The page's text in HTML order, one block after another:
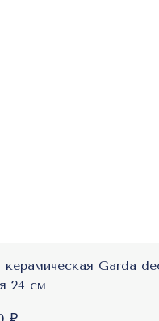
керамическая Garda
24 см